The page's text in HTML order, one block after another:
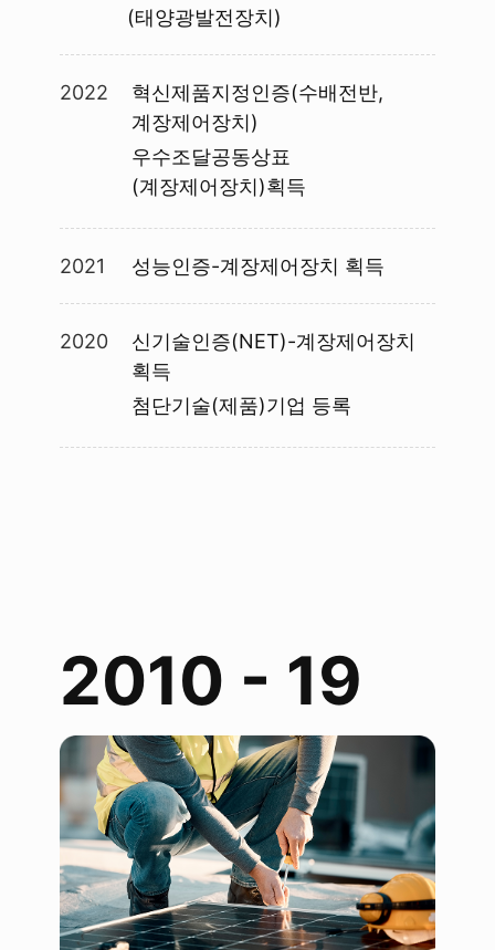
(태양광발전장치)
2022
혁신제품지정인증(수배전반,
계장제어장치)
우수조달공동상표
(계장제어장치)획득
2021 성능인증-계장제어장치 획득
2020
신기술인증(NET)-계장제어장치
획득
첨단기술(제품)기업 등록
2010 - 19